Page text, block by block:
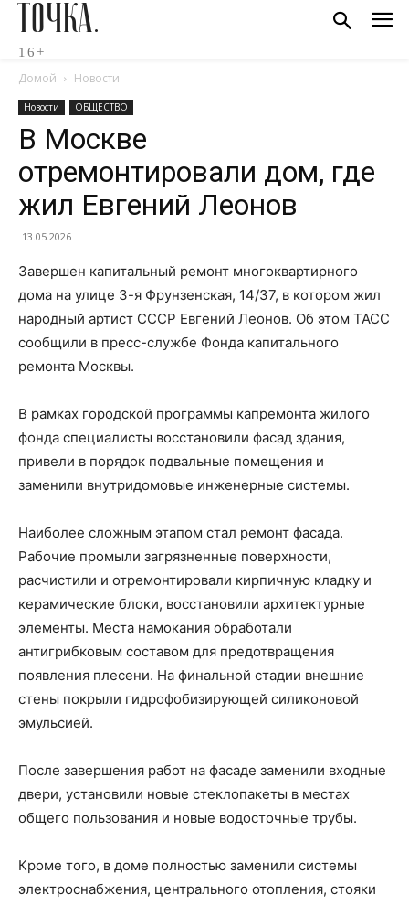
ТОЧКА.
16+
Домой Новости
Новости ОБЩЕСТВО
В Москве
отремонтировали дом, где
жил Евгений Леонов
13.05.2026
Завершен капитальный ремонт многоквартирного
дома на улице 3-я Фрунзенская, 14/37, в котором жил
народный артист СССР Евгений Леонов. Об этом ТАСС
сообщили в пресс-службе Фонда капитального
ремонта Москвы.
В рамках городской программы капремонта жилого
фонда специалисты восстановили фасад здания,
привели в порядок подвальные помещения и
заменили внутридомовые инженерные системы.
Наиболее сложным этапом стал ремонт фасада.
Рабочие промыли загрязненные поверхности,
расчистили и отремонтировали кирпичную кладку и
керамические блоки, восстановили архитектурные
элементы. Места намокания обработали
антигрибковым составом для предотвращения
появления плесени. На финальной стадии внешние
стены покрыли гидрофобизирующей силиконовой
эмульсией.
После завершения работ на фасаде заменили входные
двери, установили новые стеклопакеты в местах
общего пользования и новые водосточные трубы.
Кроме того, в доме полностью заменили системы
электроснабжения, центрального отопления, стояки